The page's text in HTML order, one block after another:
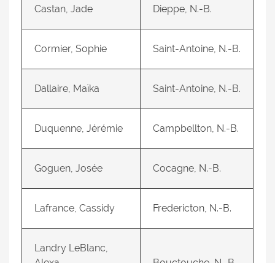
Castan, Jade Dieppe, N.-B.
Cormier, Sophie Saint-Antoine, N.-B.
Dallaire, Maïka Saint-Antoine, N.-B.
Duquenne, Jérémie Campbellton, N.-B.
Goguen, Josée Cocagne, N.-B.
Lafrance, Cassidy Fredericton, N.-B.
Landry LeBlanc,